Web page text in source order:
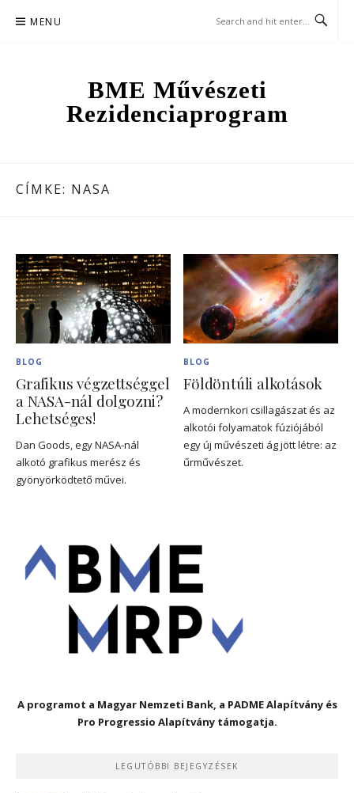
MENU
BME Művészeti
Rezidenciaprogram
CÍMKE: NASA
BLOG
Grafikus végzettséggel
a NASA-nál dolgozni?
Lehetséges!
Dan Goods, egy NASA-nál
alkotó grafikus merész és
gyönyörködtető művei.
BLOG
Földöntúli alkotások
A modernkori csillagászat és az
alkotói folyamatok fúziójából
egy új művészeti ág jött létre: az
űrművészet.
A programot a Magyar Nemzeti Bank, a PADME Alapítvány és
Pro Progressio Alapítvány támogatja.
LEGUTÓBBI BEJEGYZÉSEK